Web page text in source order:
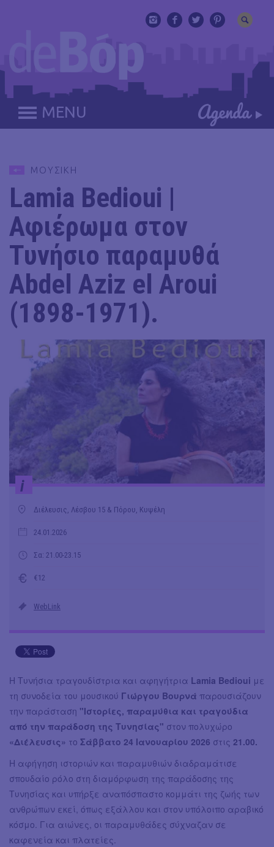
MENU
ΜΟΥΣΙΚΗ
Lamia Bedioui |
Αφιέρωμα στον
Τυνήσιο παραμυθά
Abdel Aziz el Aroui
(1898-1971).
i
Διέλευσις, Λέσβου 15 & Πόρου, Κυψέλη
24.01.2026
Σα: 21.00-23.15
€12
WebLink
Η Τυνήσια τραγουδίστρια και αφηγήτρια Lamia Bedioui με
τη συνοδεία του μουσικού Γιώργου Βουρνά παρουσιάζουν
την παράσταση "Ιστορίες, παραμύθια και τραγούδια
από την παράδοση της Τυνησίας" στον πολυχώρο
«Διέλευσις» το Σάββατο 24 Ιανουαρίου 2026 στις 21.00.
Η αφήγηση ιστοριών και παραμυθιών διαδραμάτισε
σπουδαίο ρόλο στη διαμόρφωση της παράδοσης της
Τυνησίας και υπήρξε αναπόσπαστο κομμάτι της ζωής των
ανθρώπων εκεί, όπως εξάλλου και στον υπόλοιπο αραβικό
κόσμο. Για αιώνες, οι παραμυθάδες σύχναζαν σε
καφενεία και πλατείες.